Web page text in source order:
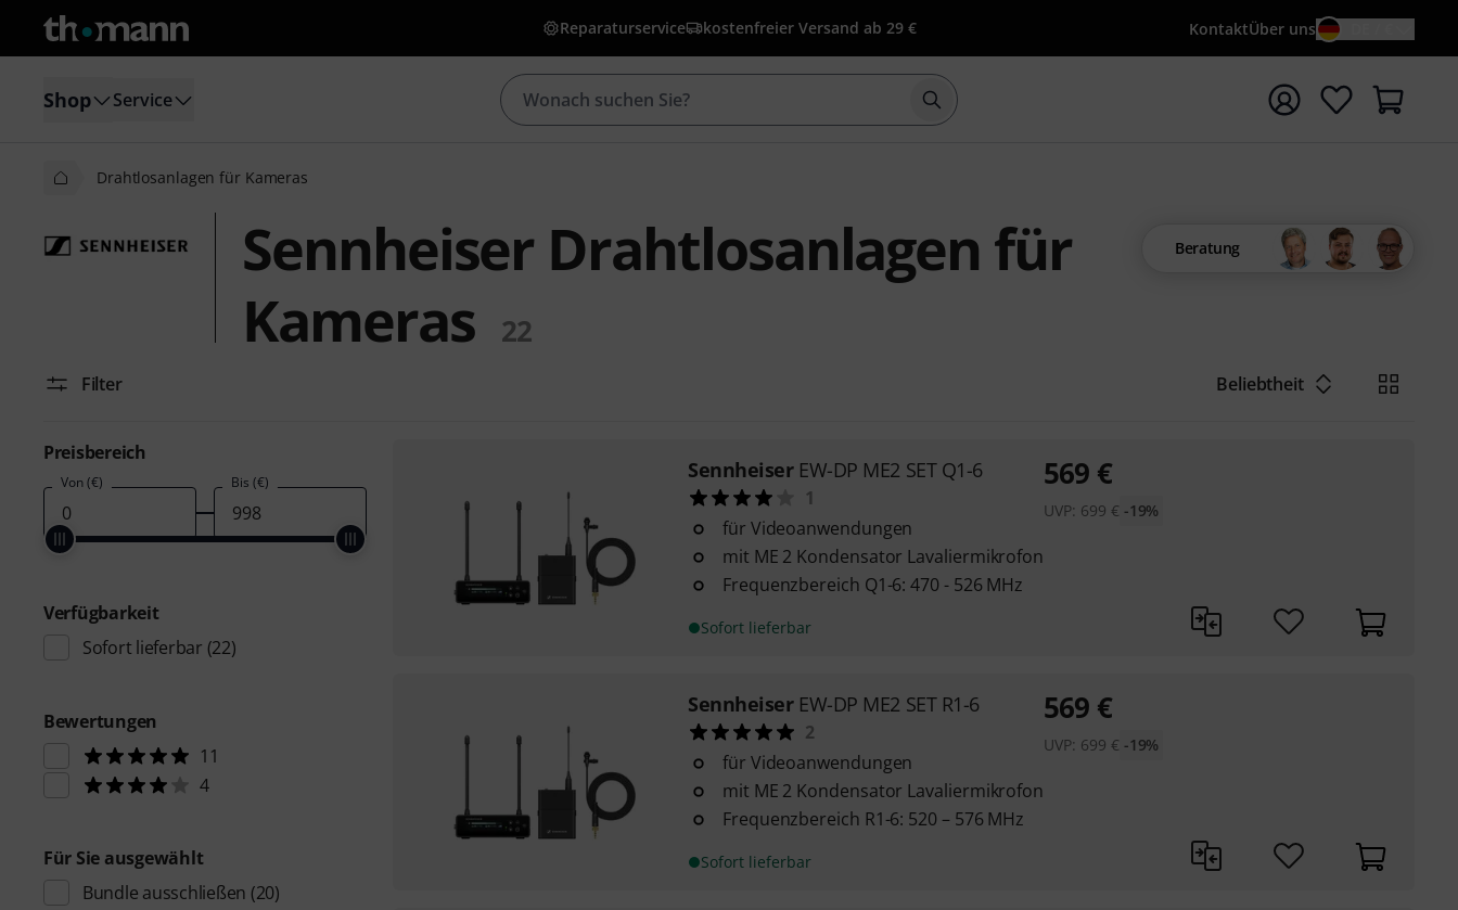
Reparaturservice kostenfreier Versand ab 29 € KontaktÜber uns
Shop Service Suche mit Suchwort {searchTerm} starten
Drahtlosanlagen für Kameras
Sennheiser Drahtlosanlagen für
Kameras
22
Beratung
Filter Beliebtheit
Preisbereich
Von (€) Bis (€)
Verfügbarkeit
Sofort lieferbar (22)
Bewertungen
11
4
Für Sie ausgewählt
Bundle ausschließen (20)
Sennheiser EW-DP ME2 SET Q1-6
1
für Videoanwendungen
mit ME 2 Kondensator Lavaliermikrofon
Frequenzbereich Q1-6: 470 - 526 MHz
Sofort lieferbar
569 €
UVP: 699 € -19%
Sennheiser EW-DP ME2 SET R1-6
2
für Videoanwendungen
mit ME 2 Kondensator Lavaliermikrofon
Frequenzbereich R1-6: 520 – 576 MHz
Sofort lieferbar
569 €
UVP: 699 € -19%